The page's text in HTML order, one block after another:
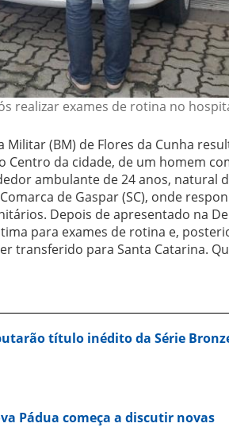
realizar exames de rotina no
(BM) de Flores da Cunha
Centro da cidade, de um homem
ambulante de 24 anos, natural
de Gaspar (SC), onde
Depois de apresentado na
para exames de rotina e,
transferido para Santa Catarina.
título inédito da Série
Pádua começa a discutir novas